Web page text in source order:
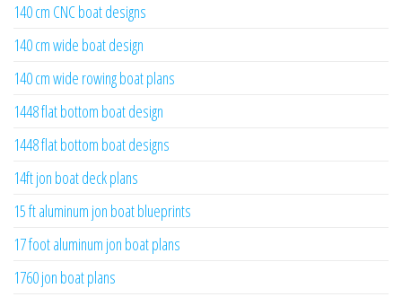
140 cm CNC boat designs
140 cm wide boat design
140 cm wide rowing boat plans
1448 flat bottom boat design
1448 flat bottom boat designs
14ft jon boat deck plans
15 ft aluminum jon boat blueprints
17 foot aluminum jon boat plans
1760 jon boat plans